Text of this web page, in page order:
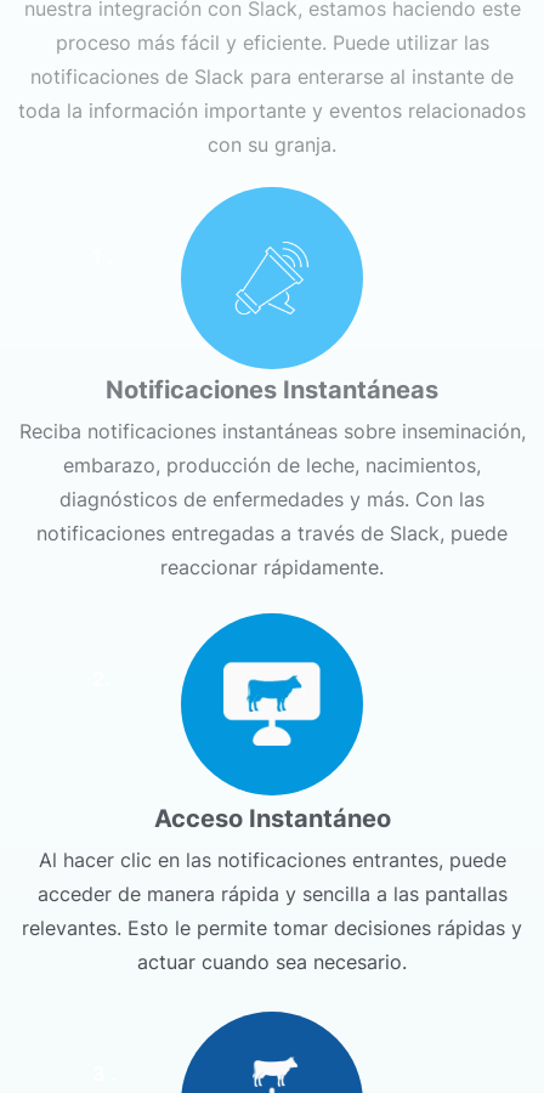
nuestra integración con Slack, estamos haciendo este
proceso más fácil y eficiente. Puede utilizar las
notificaciones de Slack para enterarse al instante de
toda la información importante y eventos relacionados
con su granja.
Notificaciones Instantáneas
Reciba notificaciones instantáneas sobre inseminación,
embarazo, producción de leche, nacimientos,
diagnósticos de enfermedades y más. Con las
notificaciones entregadas a través de Slack, puede
reaccionar rápidamente.
Acceso Instantáneo
Al hacer clic en las notificaciones entrantes, puede
acceder de manera rápida y sencilla a las pantallas
relevantes. Esto le permite tomar decisiones rápidas y
actuar cuando sea necesario.